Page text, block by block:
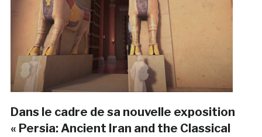
Dans le cadre de sa nouvelle exposition
« Persia: Ancient Iran and the Classical